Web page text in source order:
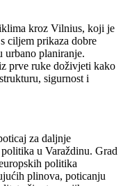
kroz Vilnius, koji je
ciljem prikaza dobre
urbano planiranje.
prve ruke doživjeti kako
sigurnost i
za daljnje
u Varaždinu. Grad
politika
plinova, poticanju